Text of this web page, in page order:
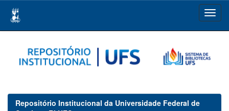
navigation
Repositório Institucional da Universidade Federal de